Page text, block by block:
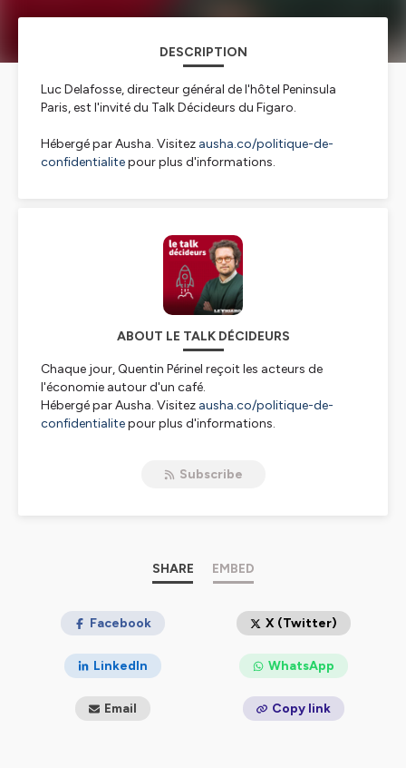
DESCRIPTION
Luc Delafosse, directeur général de l'hôtel Peninsula
Paris, est l'invité du Talk Décideurs du Figaro.
Hébergé par Ausha. Visitez ausha.co/politique-de-
confidentialitepour plus d'informations.
ABOUT LE TALK DÉCIDEURS
Chaque jour, Quentin Périnel reçoit les acteurs de
l'économie autour d'un café.
Hébergé par Ausha. Visitez ausha.co/politique-de-
confidentialitepour plus d'informations.
Subscribe
SHARE EMBED
Facebook X (Twitter)
LinkedIn WhatsApp
Email Copy link